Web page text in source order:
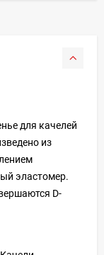
для качелей
из
эластомер.
D-